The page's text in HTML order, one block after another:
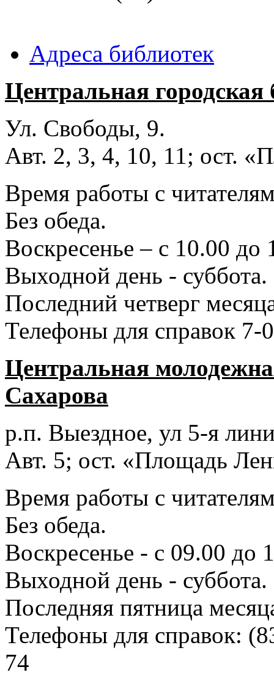
Адреса библиотек
Центральная
Ул. Свободы, 9.
Авт. 2, 3, 4, 10, 11; ост.
Время работы с
Без обеда.
Воскресенье – с 10.00 до
Выходной день - суббота.
Последний четверг
Телефоны для справок 7-
Центральная
Сахарова
р.п. Выездное, ул 5-я
Авт. 5; ост. «Площадь
Время работы с
Без обеда.
Воскресенье - с 09.00 до
Выходной день - суббота.
Последняя пятница
Телефоны для справок:
74